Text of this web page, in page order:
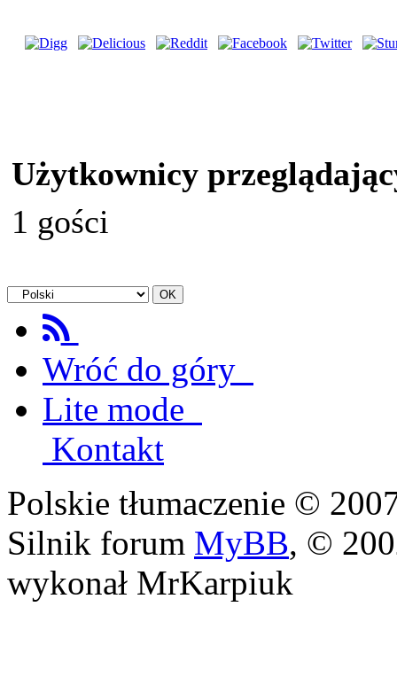
Użytkownicy
1 gości
Wróć do góry
Lite mode
Kontakt
Polskie tłumaczenie ©
Silnik forum MyBB, ©
wykonał MrKarpiuk